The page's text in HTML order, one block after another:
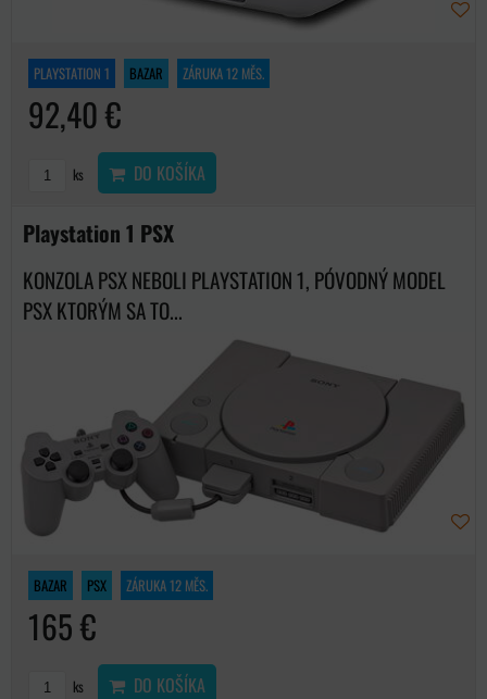
PLAYSTATION 1 BAZAR ZÁRUKA 12 MĚS.
92,40 €
ks DO KOŠÍKA
Playstation 1 PSX
KONZOLA PSX NEBOLI PLAYSTATION 1, PÓVODNÝ MODEL
PSX KTORÝM SA TO...
BAZAR PSX ZÁRUKA 12 MĚS.
165 €
ks DO KOŠÍKA